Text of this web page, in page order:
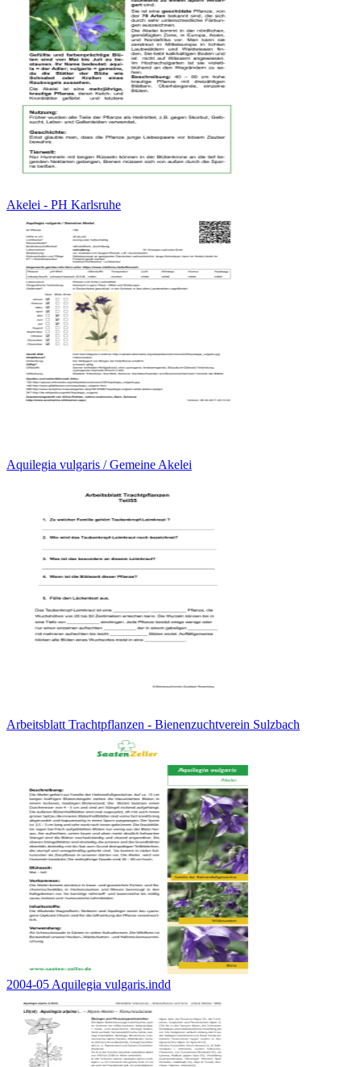
Akelei - PH Karlsruhe
Aquilegia vulgaris / Gemeine Akelei
Arbeitsblatt Trachtpflanzen - Bienenzuchtverein Sulzbach
2004-05 Aquilegia vulgaris.indd